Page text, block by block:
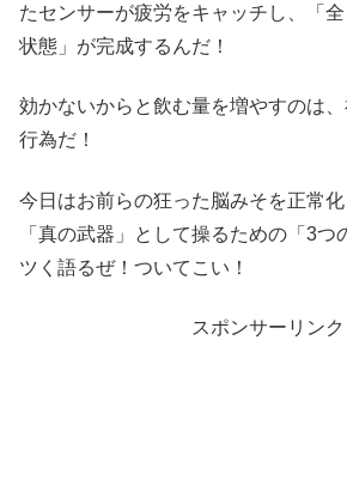
たセンサーが疲労をキャッチし、「
状態」が完成するんだ！
効かないからと飲む量を増やすのは
行為だ！
今日はお前らの狂った脳みそを正常
「真の武器」として操るための「3つ
ツく語るぜ！ついてこい！
スポンサーリンク